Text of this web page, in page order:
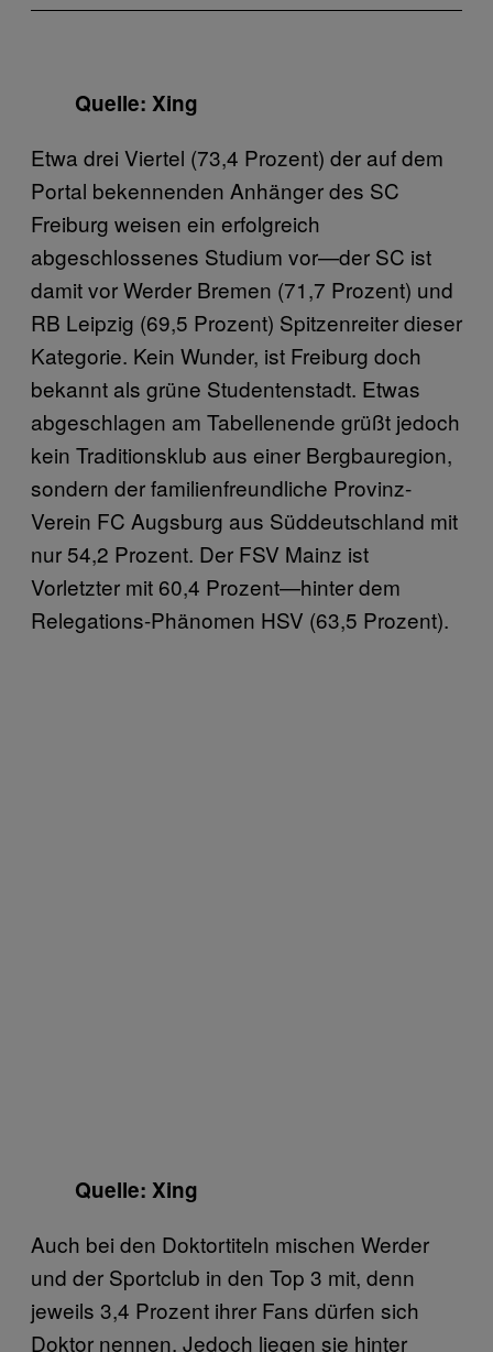
Quelle: Xing
Etwa drei Viertel (73,4 Prozent) der auf dem
Portal bekennenden Anhänger des SC
Freiburg weisen ein erfolgreich
abgeschlossenes Studium vor—der SC ist
damit vor Werder Bremen (71,7 Prozent) und
RB Leipzig (69,5 Prozent) Spitzenreiter dieser
Kategorie. Kein Wunder, ist Freiburg doch
bekannt als grüne Studentenstadt. Etwas
abgeschlagen am Tabellenende grüßt jedoch
kein Traditionsklub aus einer Bergbauregion,
sondern der familienfreundliche Provinz-
Verein FC Augsburg aus Süddeutschland mit
nur 54,2 Prozent. Der FSV Mainz ist
Vorletzter mit 60,4 Prozent—hinter dem
Relegations-Phänomen HSV (63,5 Prozent).
Quelle: Xing
Auch bei den Doktortiteln mischen Werder
und der Sportclub in den Top 3 mit, denn
jeweils 3,4 Prozent ihrer Fans dürfen sich
Doktor nennen. Jedoch liegen sie hinter